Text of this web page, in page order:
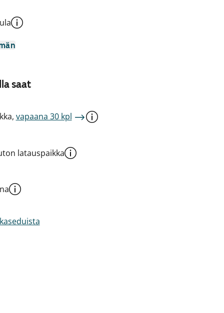
saat
vapaana 30 kpl
latauspaikka